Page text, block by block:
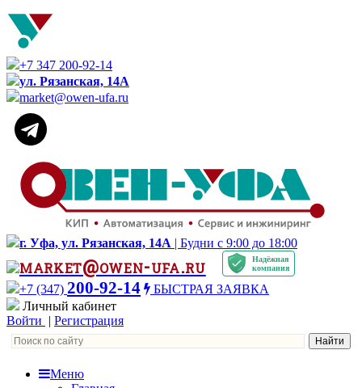
+7 347 200-92-14
ул. Рязанская, 14А
market@owen-ufa.ru
г. Уфа, ул. Рязанская, 14А | Будни с 9:00 до 18:00
market@owen-ufa.ru
Надёжная
компания
+7 (347) 200-92-14
БЫСТРАЯ ЗАЯВКА
Личный кабинет
Войти | Регистрация
Меню